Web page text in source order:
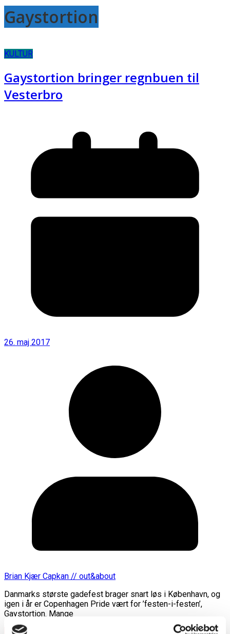
Gaystortion
KULTUR
Gaystortion bringer regnbuen til
Vesterbro
26. maj 2017
Brian Kjær Capkan // out&about
Danmarks største gadefest brager snart løs i København, og
igen i år er Copenhagen Pride vært for ’festen-i-festen’,
Gaystortion. Mange
Læs mere